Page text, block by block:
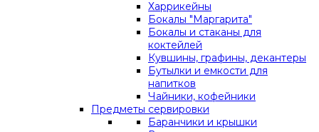
Харрикейны
Бокалы "Маргарита"
Бокалы и стаканы для
коктейлей
Кувшины, графины, декантеры
Бутылки и емкости для
напитков
Чайники, кофейники
Предметы сервировки
Баранчики и крышки